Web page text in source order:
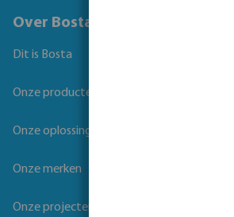
Over Bosta
Dit is Bosta
Onze producten
Onze oplossingen
Onze merken
Onze projecten